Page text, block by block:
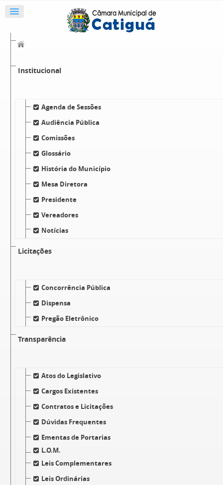
Institucional
Agenda de Sessões
Audiência Pública
Comissões
Glossário
História do Município
Mesa Diretora
Presidente
Vereadores
Notícias
Licitações
Concorrência Pública
Dispensa
Pregão Eletrônico
Transparência
Atos do Legislativo
Cargos Existentes
Contratos e Licitações
Dúvidas Frequentes
Ementas de Portarias
L.O.M.
Leis Complementares
Leis Ordinárias